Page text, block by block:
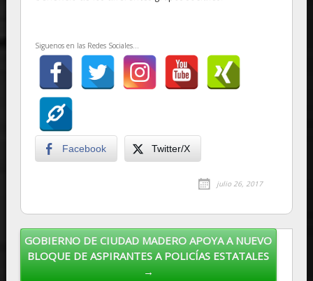
Siguenos en las Redes Sociales...
Facebook Twitter/X
julio 26, 2017
Post navigation
GOBIERNO DE CIUDAD MADERO APOYA A NUEVO
BLOQUE DE ASPIRANTES A POLICÍAS ESTATALES
→